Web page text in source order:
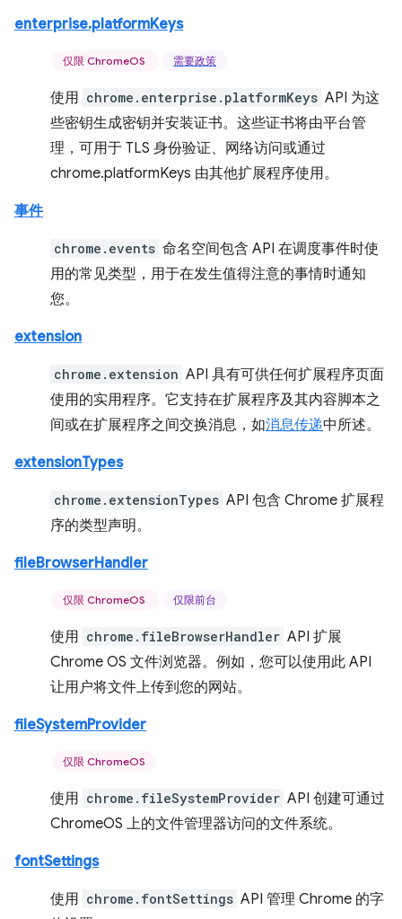
enterprise.platformKeys
仅限 ChromeOS 需要政策
使用 chrome.enterprise.platformKeys API 为这
些密钥生成密钥并安装证书。这些证书将由平台管
理，可用于 TLS 身份验证、网络访问或通过
chrome.platformKeys 由其他扩展程序使用。
事件
chrome.events 命名空间包含 API 在调度事件时使
用的常见类型，用于在发生值得注意的事情时通知
您。
extension
chrome.extension API 具有可供任何扩展程序页面
使用的实用程序。它支持在扩展程序及其内容脚本之
间或在扩展程序之间交换消息，如消息传递中所述。
extensionTypes
chrome.extensionTypes API 包含 Chrome 扩展程
序的类型声明。
fileBrowserHandler
仅限 ChromeOS 仅限前台
使用 chrome.fileBrowserHandler API 扩展
Chrome OS 文件浏览器。例如，您可以使用此 API
让用户将文件上传到您的网站。
fileSystemProvider
仅限 ChromeOS
使用 chrome.fileSystemProvider API 创建可通过
ChromeOS 上的文件管理器访问的文件系统。
fontSettings
使用 chrome.fontSettings API 管理 Chrome 的字